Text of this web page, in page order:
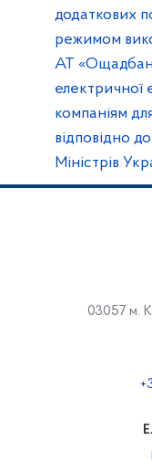
додаткових
режимом
АТ
електричної
компаніям
відповідно
Міністрів
03057 м.